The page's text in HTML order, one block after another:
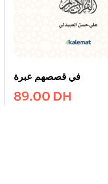
في قصصهم عبرة
89.00 DH